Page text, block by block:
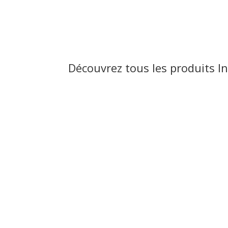
Découvrez tous les produits